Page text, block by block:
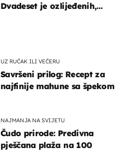
Dvadeset je ozlijeđenih,
UZ RUČAK ILI VEČERU
Savršeni prilog: Recept za
najfinije mahune sa špekom
NAJMANJA NA SVIJETU
Čudo prirode: Predivna
pješčana plaža na 100